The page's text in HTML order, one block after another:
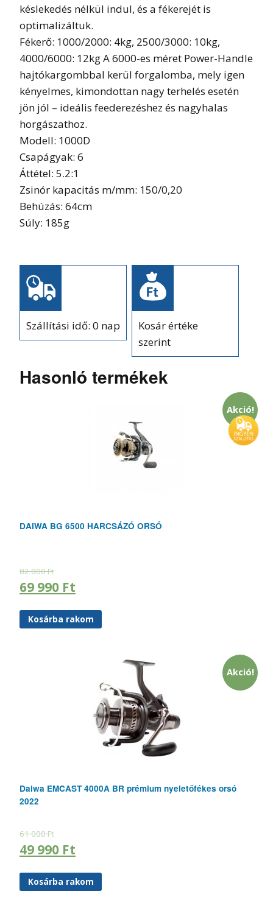
késlekedés nélkül indul, és a fékerejét is
optimalizáltuk.
Fékerő: 1000/2000: 4kg, 2500/3000: 10kg,
4000/6000: 12kg A 6000-es méret Power-Handle
hajtókargombbal kerül forgalomba, mely igen
kényelmes, kimondottan nagy terhelés esetén
jön jól – ideális feederezéshez és nagyhalas
horgászathoz.
Modell: 1000D
Csapágyak: 6
Áttétel: 5.2:1
Zsinór kapacitás m/mm: 150/0,20
Behúzás: 64cm
Súly: 185g
Szállítási idő: 0 nap
Kosár értéke
szerint
Hasonló termékek
Akció!
DAIWA BG 6500 HARCSÁZÓ ORSÓ
82 000Ft
69 990 Ft
Kosárba rakom
Akció!
Daiwa EMCAST 4000A BR prémium nyeletőfékes orsó
2022
61 000Ft
49 990 Ft
Kosárba rakom